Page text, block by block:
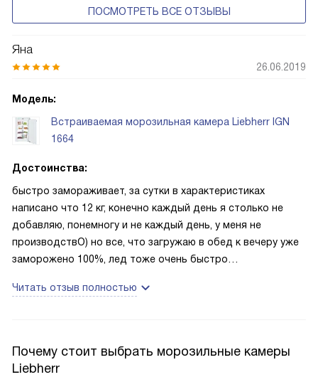
ПОСМОТРЕТЬ ВСЕ ОТЗЫВЫ
Яна
26.06.2019
Модель:
Встраиваемая морозильная камера Liebherr IGN
1664
Достоинства:
быстро замораживает, за сутки в характеристиках
написано что 12 кг, конечно каждый день я столько не
добавляю, понемногу и не каждый день, у меня не
производствО) но все, что загружаю в обед к вечеру уже
заморожено 100%, лед тоже очень быстро
Читать отзыв полностью
Почему стоит выбрать морозильные камеры
Liebherr